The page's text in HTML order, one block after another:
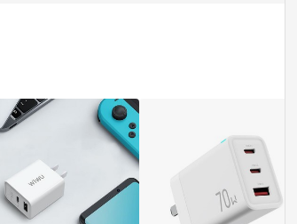
回饋，點數將於廠商出貨後30天前後發送；